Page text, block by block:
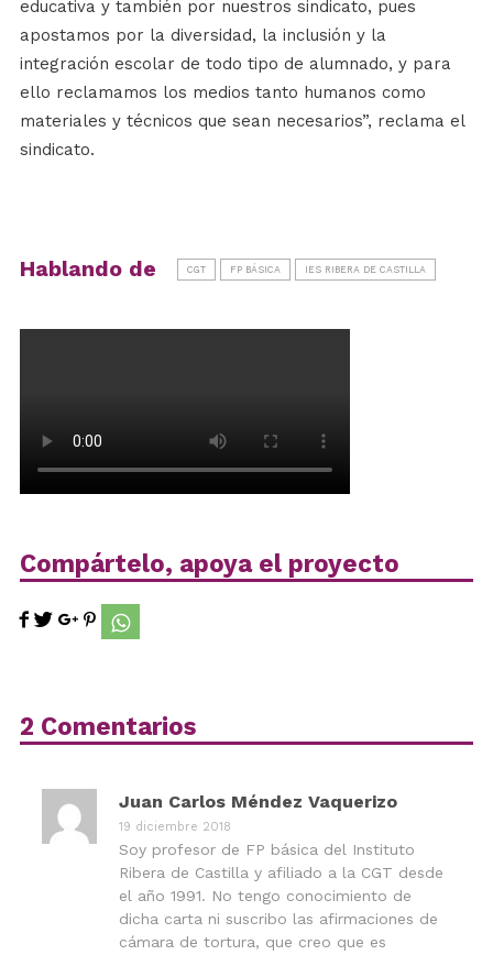
educativa y también por nuestros sindicato, pues
apostamos por la diversidad, la inclusión y la
integración escolar de todo tipo de alumnado, y para
ello reclamamos los medios tanto humanos como
materiales y técnicos que sean necesarios”, reclama el
sindicato.
Hablando de CGT FP BÁSICA IES RIBERA DE CASTILLA
Compártelo, apoya el proyecto
2 Comentarios
Juan Carlos Méndez Vaquerizo
19 diciembre 2018
Soy profesor de FP básica del Instituto
Ribera de Castilla y afiliado a la CGT desde
el año 1991. No tengo conocimiento de
dicha carta ni suscribo las afirmaciones de
cámara de tortura, que creo que es